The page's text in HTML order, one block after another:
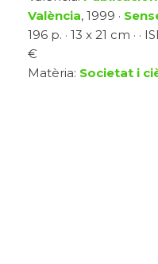
València, 1999 ·
196 p. · 13 x 21 cm ·
€
Matèria: Societat i